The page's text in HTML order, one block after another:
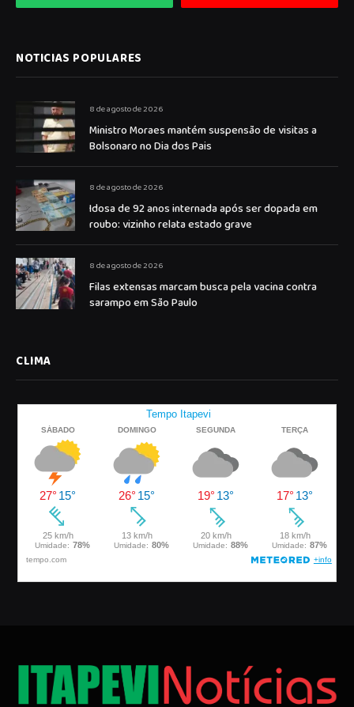
NOTICIAS POPULARES
8 de agosto de 2026
Ministro Moraes mantém suspensão de visitas a
Bolsonaro no Dia dos Pais
8 de agosto de 2026
Idosa de 92 anos internada após ser dopada em
roubo: vizinho relata estado grave
8 de agosto de 2026
Filas extensas marcam busca pela vacina contra
sarampo em São Paulo
CLIMA